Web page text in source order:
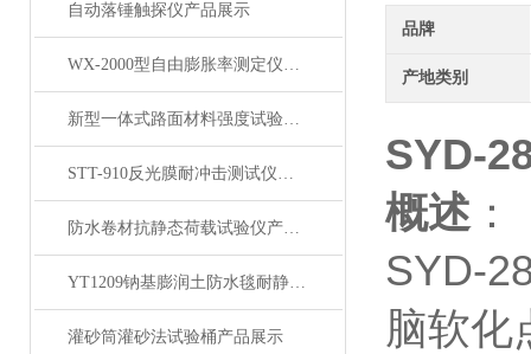
自动落锤触探仪产品展示
WX-2000型自由膨胀率测定仪产品展示
新型一体式路面材料强度试验机产品展示
STT-910反光膜耐冲击测试仪产品展示
防水卷材抗静态荷载试验仪产品展示
YT1209钠基膨润土防水毯耐静水压测定仪产品展示
灌砂筒灌砂法试验桶产品展示
品牌
产地类别
SYD-
概述：
SYD-
脑软化